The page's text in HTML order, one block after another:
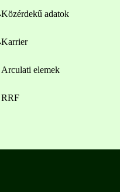
Közérdekű adatok
Karrier
Arculati elemek
RRF